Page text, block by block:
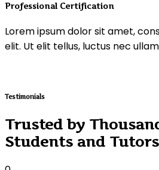
Professional Certification
Lorem ipsum dolor sit amet,
elit. Ut elit tellus, luctus nec
Testimonials
Trusted by
Students and Tutors